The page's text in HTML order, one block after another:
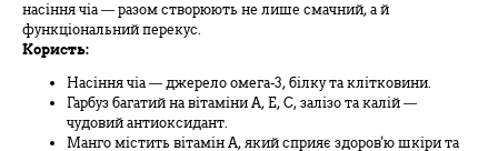
насіння чіа — разом створюють не лише смачний, а й
функціональний перекус.
Користь:
Насіння чіа — джерело омега-3, білку та клітковини.
Гарбуз багатий на вітаміни A, E, C, залізо та калій —
чудовий антиоксидант.
Манго містить вітамін А, який сприяє здоров'ю шкіри та